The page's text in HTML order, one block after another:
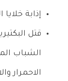
إذابة
قتل
الشباب
الاحمرار